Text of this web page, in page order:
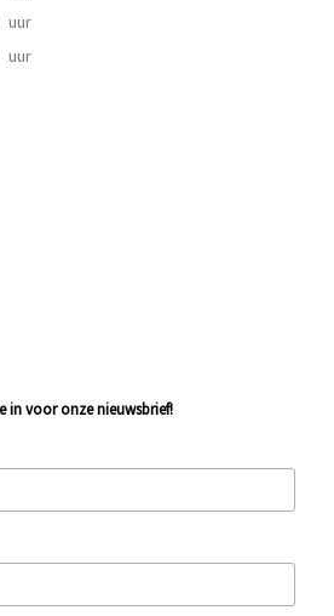
uur
uur
in voor onze nieuwsbrief!